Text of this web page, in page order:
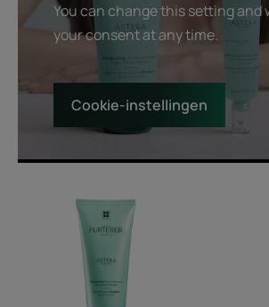
You can change this setting and
your consent at any time.
Cookie-instellingen
tolerantie
shampoo